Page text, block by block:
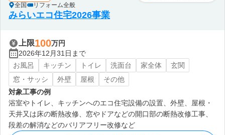
全国 リフォーム全般
みらいエコ住宅2026事業
上限100万円
2026年12月31日まで
お風呂
キッチン トイレ 洗面台 家全体
玄関
窓・サッシ
外壁 屋根
その他
対象工事の例
浴室やトイレ、キッチンへのエコ住宅設備の設置、外壁、屋根・
天井又は床の断熱改修、窓やドアなどの開口部の断熱改修工事、
段差の解消などのバリアフリー改修など